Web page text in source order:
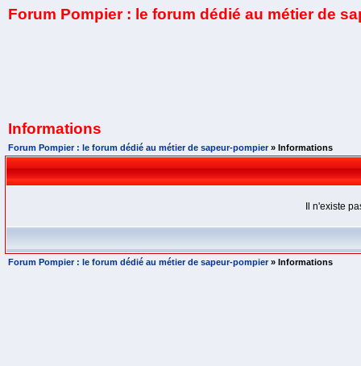
Forum Pompier : le forum dédié au métier de
Informations
Forum Pompier : le forum dédié au métier de sapeur-pompier» Informations
Il n'existe
Forum Pompier : le forum dédié au métier de sapeur-pompier» Informations